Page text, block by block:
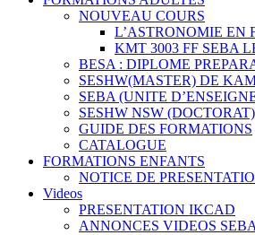
NOUVEAU COURS
L’ASTRONOMIE EN
KMT 3003 FF SEBA
BESA : DIPLOME
SESHW(MASTER) DE
SEBA (UNITE
SESHW NSW
GUIDE DES FORMATIONS
CATALOGUE
FORMATIONS ENFANTS
NOTICE DE
Videos
PRESENTATION IKCAD
ANNONCES VIDEOS SEBA